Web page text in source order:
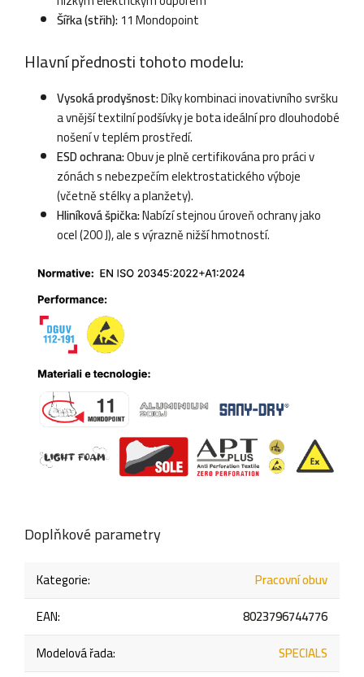
Šířka (střih):11 Mondopoint
Hlavní přednosti tohoto modelu:
Vysoká prodyšnost:Díky kombinaci inovativního svršku
a vnější textilní podšívky je bota ideální pro dlouhodobé
nošení v teplém prostředí.
ESD ochrana:Obuv je plně certifikována pro práci v
zónách s nebezpečím elektrostatického výboje
(včetně stélky a planžety).
Hliníková špička:Nabízí stejnou úroveň ochrany jako
ocel (200 J), ale s výrazně nižší hmotností.
Doplňkové parametry
Kategorie:
Pracovní obuv
EAN:
8023796744776
Modelová řada:
SPECIALS